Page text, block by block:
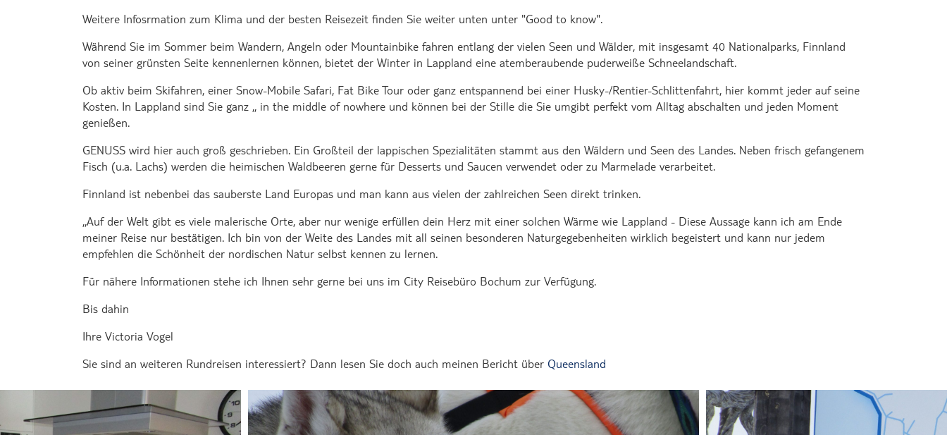
Weitere Infosrmation zum Klima und der besten Reisezeit finden Sie weiter unten unter "Good to know".
Während Sie im Sommer beim Wandern, Angeln oder Mountainbike fahren entlang der vielen Seen und Wälder, mit insgesamt 40 Nationalparks, Finnland
von seiner grünsten Seite kennenlernen können, bietet der Winter in Lappland eine atemberaubende puderweiße Schneelandschaft.
Ob aktiv beim Skifahren, einer Snow-Mobile Safari, Fat Bike Tour oder ganz entspannend bei einer Husky-/Rentier-Schlittenfahrt, hier kommt jeder auf seine
Kosten. In Lappland sind Sie ganz ,, in the middle of nowhere und können bei der Stille die Sie umgibt perfekt vom Alltag abschalten und jeden Moment
genießen.
GENUSS wird hier auch groß geschrieben. Ein Großteil der lappischen Spezialitäten stammt aus den Wäldern und Seen des Landes. Neben frisch gefangenem
Fisch (u.a. Lachs) werden die heimischen Waldbeeren gerne für Desserts und Saucen verwendet oder zu Marmelade verarbeitet.
Finnland ist nebenbei das sauberste Land Europas und man kann aus vielen der zahlreichen Seen direkt trinken.
,,Auf der Welt gibt es viele malerische Orte, aber nur wenige erfüllen dein Herz mit einer solchen Wärme wie Lappland - Diese Aussage kann ich am Ende
meiner Reise nur bestätigen. Ich bin von der Weite des Landes mit all seinen besonderen Naturgegebenheiten wirklich begeistert und kann nur jedem
empfehlen die Schönheit der nordischen Natur selbst kennen zu lernen.
Für nähere Informationen stehe ich Ihnen sehr gerne bei uns im City Reisebüro Bochum zur Verfügung.
Bis dahin
Ihre Victoria Vogel
Sie sind an weiteren Rundreisen interessiert? Dann lesen Sie doch auch meinen Bericht über Queensland